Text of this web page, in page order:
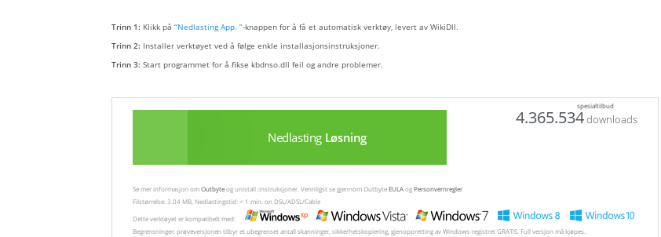
Trinn 1: Klikk på “Nedlasting App. ”-knappen for å få et automatisk verktøy, levert av WikiDll.
Trinn 2: Installer verktøyet ved å følge enkle installasjonsinstruksjoner.
Trinn 3: Start programmet for å fikse kbdnso.dll feil og andre problemer.
spesialtilbud
Nedlasting Løsning
4.365.534downloads
Se mer informasjon omOutbyteog unistall :instruksjoner. Vennligst se gjennom OutbyteEULAogPersonvernregler
Filstørrelse: 3.04 MB, Nedlastingstid: < 1 min. on DSL/ADSL/Cable
Dette verktøyet er kompatibelt med:
Begrensninger: prøveversjonen tilbyr et ubegrenset antall skanninger, sikkerhetskopiering, gjenoppretting av Windows-registret GRATIS. Full versjon må kjøpes.